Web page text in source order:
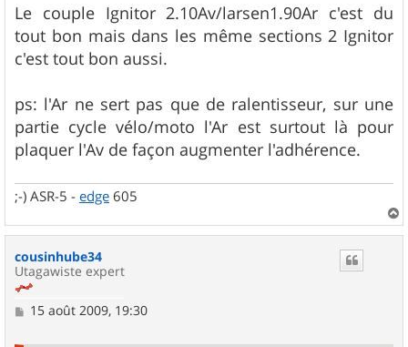
Le couple Ignitor 2.10Av/larsen1.90Ar c'est du
tout bon mais dans les même sections 2 Ignitor
c'est tout bon aussi.
ps: l'Ar ne sert pas que de ralentisseur, sur une
partie cycle vélo/moto l'Ar est surtout là pour
plaquer l'Av de façon augmenter l'adhérence.
;-) ASR-5 - edge 605
a
cousinhube34
Utagawiste expert
M15 août 2009, 19:30